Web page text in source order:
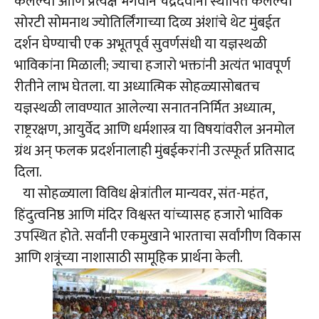
सोरटी सोमनाथ ज्योतिर्लिंगाच्या दिव्य अंशांचे थेट मुंबईत
दर्शन घेण्याची एक अभूतपूर्व सुवर्णसंधी या यज्ञस्थळी
भाविकांना मिळाली; ज्याचा हजारो भक्तांनी अत्यंत भावपूर्ण
रीतीने लाभ घेतला. या अध्यात्मिक सोहळ्यासोबतच
यज्ञस्थळी लावण्यात आलेल्या सनातननिर्मित अध्यात्म,
राष्ट्ररक्षण, आयुर्वेद आणि धर्मशास्त्र या विषयांवरील अनमोल
ग्रंथ अन् फलक प्रदर्शनालाही मुंबईकरांनी उत्स्फूर्त प्रतिसाद
दिला.
या सोहळ्याला विविध क्षेत्रांतील मान्यवर, संत-महंत,
हिंदुत्वनिष्ठ आणि मंदिर विश्वस्त यांच्यासह हजारो भाविक
उपस्थित होते. सर्वांनी एकमुखाने भारताचा सर्वांगीण विकास
आणि शत्रूंच्या नाशासाठी सामूहिक प्रार्थना केली.